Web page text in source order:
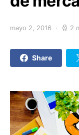
mayo 2, 2016 2
Share